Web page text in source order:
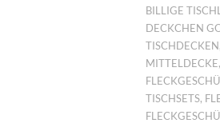
BILLIGE
DECKCHEN
TISCHDECKEN
MITTELDECKE,
TISCHSETS,